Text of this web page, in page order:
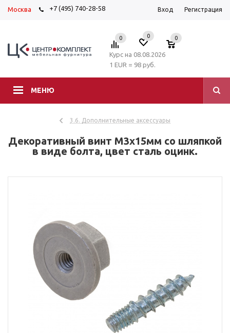
Москва +7 (495) 740-28-58 Вход Регистрация
МЕНЮ
0 0 0
Курс на 08.08.2026
1 EUR = 98 руб.
3.6. Дополнительные аксессуары
Декоративный винт M3x15мм со шляпкой
в виде болта, цвет сталь оцинк.